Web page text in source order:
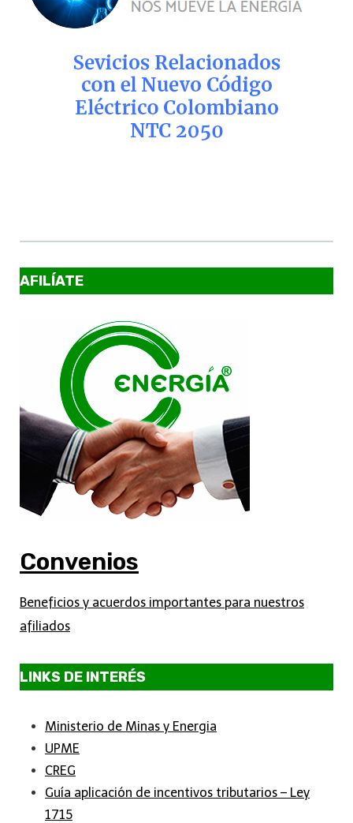
AFILÍATE
Convenios
Beneficios y acuerdos importantes para nuestros
afiliados
LINKS DE INTERÉS
Ministerio de Minas y Energia
UPME
CREG
Guía aplicación de incentivos tributarios – Ley
1715